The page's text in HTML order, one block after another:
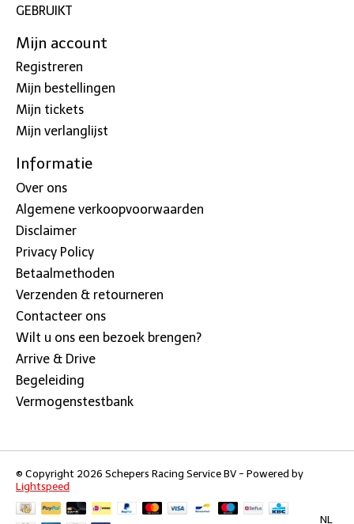
GEBRUIKT
Mijn account
Registreren
Mijn bestellingen
Mijn tickets
Mijn verlanglijst
Informatie
Over ons
Algemene verkoopvoorwaarden
Disclaimer
Privacy Policy
Betaalmethoden
Verzenden & retourneren
Contacteer ons
Wilt u ons een bezoek brengen?
Arrive & Drive
Begeleiding
Vermogenstestbank
© Copyright 2026 Schepers Racing Service BV - Powered by
Lightspeed
NL